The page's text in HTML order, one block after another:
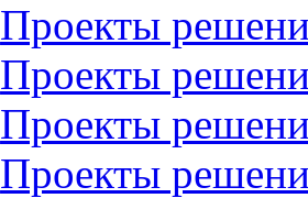
Проекты
Проекты
Проекты
Проекты